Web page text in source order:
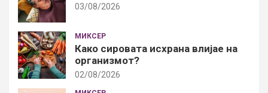
03/08/2026
МИКСЕР
Како сировата исхрана влијае на
организмот?
02/08/2026